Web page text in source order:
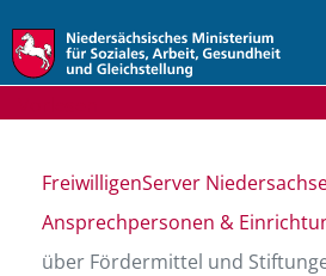
FreiwilligenServer
Ansprechpersonen &
über Fördermittel und